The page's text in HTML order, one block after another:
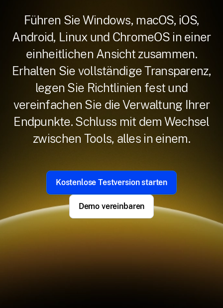
Führen Sie Windows, macOS, iOS,
Android, Linux und ChromeOS in einer
einheitlichen Ansicht zusammen.
Erhalten Sie vollständige Transparenz,
legen Sie Richtlinien fest und
vereinfachen Sie die Verwaltung Ihrer
Endpunkte. Schluss mit dem Wechsel
zwischen Tools, alles in einem.
Kostenlose Testversion starten
Demo vereinbaren